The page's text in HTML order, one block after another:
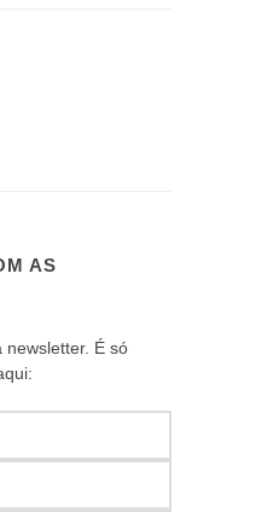
AS
newsletter. É só